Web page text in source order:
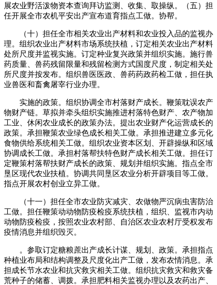
展农业野活泼物资本查询拜访监测、收集、取操纵。（五）担
任开展全市农机平安出产宣布道育指点工做。协帮。
（十）担任全市相关农业出产材料和农业投入品的监视办
理。组织农业出产材料市场系统扶植，订定相关农业出产材料
处所尺度并监视实施。订定种业复兴政策并组织实施。施行兽
药质量、兽药残留限量和残留检测方式国度尺度，制定相关处
所尺度并按发布。组织兽医医政、兽药药政药检工做，担任执
业兽医和畜禽屠宰行业办理。
实施的政策。组织协调全市村落财产成长。鞭策耽误农产
物财产链。草拟并牵头组织实施推进村落特色财产、农产物加
工业、休闲农业成长的政策办法。提出农业财产化运营成长的
政策。承担鞭策农业绿色成长相关工做。承担推进建立多元化
食物供给系统相关工做。组织农业资本区划、开辟操纵和区域
协调成长工做。承担村落帮扶特色财产成长相关工做。担任订
定鞭策村落帮扶财产成长的政策、规划并组织实施。指点全市
垦区现代农业扶植。协调共同垦区农业分析开辟项目等工做。
指点开展农村创业立异工做。
（十一）担任全市农业防灾减灾、农做物严沉病虫害防治
工做。担任鞭策动动物防疫检疫系统扶植，组织、监视市内动
动物防疫检疫，按照农业农村部、自治区农业农村厅受权发布
疫情消息并组织毁灭。
。参取订定糖粮蔗出产成长计谋、规划、政策。承担指点
种植业布局和结构调整及尺度化出产工做，发布农情消息。承
担成长节水农业和抗灾救灾相关工做。组织抗灾救灾和救灾备
荒种子的储蓄、调拨。承担肥料相关监视办理以及农药出产、